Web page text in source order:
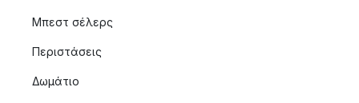
Μπεστ σέλερς
Περιστάσεις
Δωμάτιο